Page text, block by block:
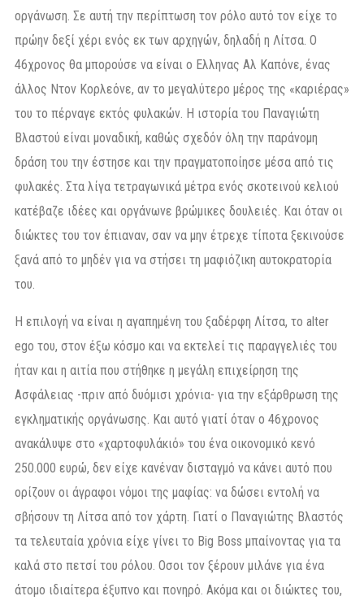
οργάνωση. Σε αυτή την περίπτωση τον ρόλο αυτό τον είχε το
πρώην δεξί χέρι ενός εκ των αρχηγών, δηλαδή η Λίτσα. Ο
46χρονος θα μπορούσε να είναι ο Ελληνας Αλ Καπόνε, ένας
άλλος Ντον Κορλεόνε, αν το μεγαλύτερο μέρος της «καριέρας»
του το πέρναγε εκτός φυλακών. Η ιστορία του Παναγιώτη
Βλαστού είναι μοναδική, καθώς σχεδόν όλη την παράνομη
δράση του την έστησε και την πραγματοποίησε μέσα από τις
φυλακές. Στα λίγα τετραγωνικά μέτρα ενός σκοτεινού κελιού
κατέβαζε ιδέες και οργάνωνε βρώμικες δουλειές. Και όταν οι
διώκτες του τον έπιαναν, σαν να μην έτρεχε τίποτα ξεκινούσε
ξανά από το μηδέν για να στήσει τη μαφιόζικη αυτοκρατορία
του.
H επιλογή να είναι η αγαπημένη του ξαδέρφη Λίτσα, το alter
ego του, στον έξω κόσμο και να εκτελεί τις παραγγελιές του
ήταν και η αιτία που στήθηκε η μεγάλη επιχείρηση της
Ασφάλειας -πριν από δυόμισι χρόνια- για την εξάρθρωση της
εγκληματικής οργάνωσης. Και αυτό γιατί όταν ο 46χρονος
ανακάλυψε στο «χαρτοφυλάκιό» του ένα οικονομικό κενό
250.000 ευρώ, δεν είχε κανέναν δισταγμό να κάνει αυτό που
ορίζουν οι άγραφοι νόμοι της μαφίας: να δώσει εντολή να
σβήσουν τη Λίτσα από τον χάρτη. Γιατί ο Παναγιώτης Βλαστός
τα τελευταία χρόνια είχε γίνει το Big Boss μπαίνοντας για τα
καλά στο πετσί του ρόλου. Οσοι τον ξέρουν μιλάνε για ένα
άτομο ιδιαίτερα έξυπνο και πονηρό. Ακόμα και οι διώκτες του,